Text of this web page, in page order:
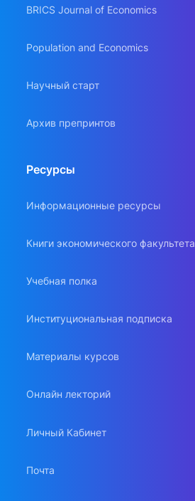
BRICS Journal of Economics
Population and Economics
Научный старт
Архив препринтов
Ресурсы
Информационные ресурсы
Книги экономического факультета
Учебная полка
Институциональная подписка
Материалы курсов
Онлайн лекторий
Личный Кабинет
Почта